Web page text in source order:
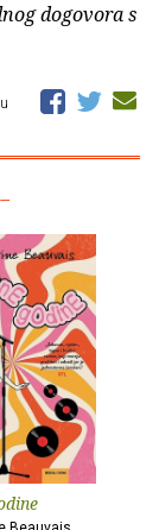
dogovora s